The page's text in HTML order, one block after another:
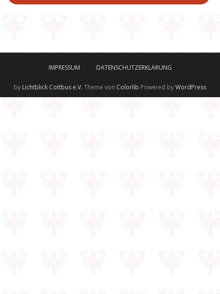
IMPRESSUM DATENSCHUTZERKLÄRUNG
by Lichtblick Cottbus e.V. Theme von Colorlib Powered byWordPress